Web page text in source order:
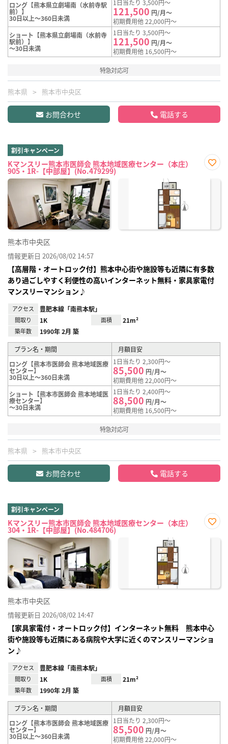
ロング【熊本県立劇場南（水前寺駅
前）】
30日以上～360日未満
1日当たり 3,500円～
121,500 円/月～
初期費用他 22,000円～
ショート【熊本県立劇場南（水前寺
駅前）】
～30日未満
1日当たり 3,500円～
121,500 円/月～
初期費用他 16,500円～
特急対応可
熊本県 熊本市中央区
お問合わせ 電話する
割引キャンペーン
Kマンスリー熊本市医師会 熊本地域医療センター（本庄）
905・1R-【中部屋】(No.479299)
に入
熊本市中央区
情報更新日 2026/08/02 14:57
【高層階・オートロック付】熊本中心街や施設等も近隣に有多数
あり過ごしやすく利便性の高いインターネット無料・家具家電付
マンスリーマンション♪
アクセス 豊肥本線「南熊本駅」
間取り 1K 面積 21m²
築年数 1990年 2月 築
プラン名・期間
月額目安
ロング【熊本市医師会 熊本地域医療
センター】
30日以上～360日未満
1日当たり 2,300円～
85,500 円/月～
初期費用他 22,000円～
ショート【熊本市医師会 熊本地域医
療センター】
～30日未満
1日当たり 2,400円～
88,500 円/月～
初期費用他 16,500円～
特急対応可
熊本県 熊本市中央区
お問合わせ 電話する
割引キャンペーン
Kマンスリー熊本市医師会 熊本地域医療センター（本庄）
304・1R-【中部屋】(No.484706)
に入
熊本市中央区
情報更新日 2026/08/02 14:47
【家具家電付・オートロック付】インターネット無料 熊本中心
街や施設等も近隣にある病院や大学に近くのマンスリーマンショ
ン♪
アクセス 豊肥本線「南熊本駅」
間取り 1K 面積 21m²
築年数 1990年 2月 築
プラン名・期間
月額目安
ロング【熊本市医師会 熊本地域医療
センター】
30日以上～360日未満
1日当たり 2,300円～
85,500 円/月～
初期費用他 22,000円～